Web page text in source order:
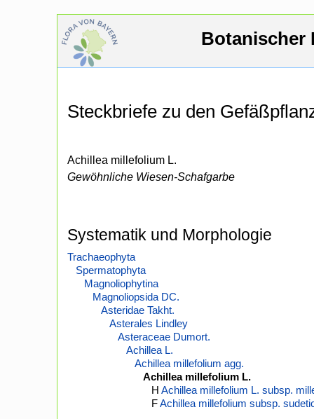
Botanischer
Steckbriefe zu den
Achillea millefolium L.
Gewöhnliche Wiesen-Schafgarbe
Systematik und Morphologie
Trachaeophyta
Spermatophyta
Magnoliophytina
Magnoliopsida DC.
Asteridae Takht.
Asterales Lindley
Asteraceae Dumort.
Achillea L.
Achillea millefolium agg.
Achillea millefolium L.
H Achillea millefolium L. subsp.
FAchillea millefolium subsp.